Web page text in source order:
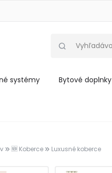
systémy Bytové doplnky
🆕 Koberce Luxusné koberce